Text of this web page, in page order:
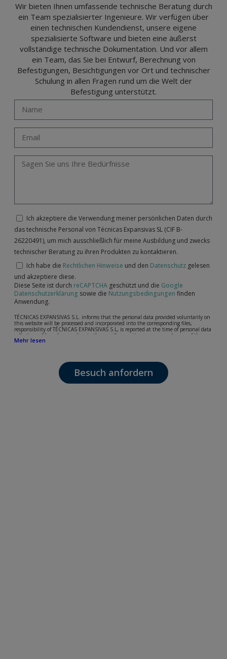
Wir bieten Ihnen umfassende technische Beratung durch
ein Team spezialisierter Ingenieure. Wir verfügen über
einen technischen Kundendienst, unsere eigene
spezialisierte Software und bieten eine äußerst
vollständige technische Dokumentation. Und vor allem
ein Team, das Sie bei Entwurf, Berechnung von
Befestigungen, Besichtigungen vor Ort und technischer
Schulung in allen Fragen rund um die Welt der
Befestigung unterstützt.
Ich akzeptiere die Verwendung meiner persönlichen Daten durch
das technische Personal von Técnicas Expansivas SL (CIF B-
26220491), um mich ausschließlich für meine Ausbildung und zwecks
technischer Beratung zu ihren Produkten zu kontaktieren.
Ich habe die Rechtlichen Hinweise und den Datenschutz gelesen
und akzeptiere diese.
Diese Seite ist durch reCAPTCHA geschützt und die Google
Datenschutzerklärung sowie die Nutzungsbedingungen finden
Anwendung.
TÉCNICAS EXPANSIVAS S.L. informs that the personal data provided voluntarily on
this website will be processed and incorporated into the corresponding files,
responsibility of TÉCNICAS EXPANSIVAS S.L, is reported at the time of personal data
collection, although, according to the specific case, its purpose may be any of the
following: attention to your referred request, complaint or question, established
The data in our files are strictly confidential and shall be treated with the utmost
confidentiality and shall comply with all the requirements provided for the General
Data Protection Regulation (GDPR) 2016.
Mehr lesen
Besuch anfordern